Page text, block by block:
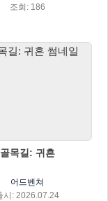
조회: 186
골목길: 귀흔
어드벤쳐
시: 2026.07.24